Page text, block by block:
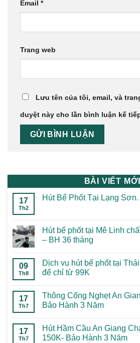
Email *
Trang web
Lưu tên của tôi, email, và
duyệt này cho lần bình luận kế
BÀI VIẾT MỚI
17
Th2
Hút Bể Phốt Tại Lạng Sơn.
Hút bể phốt tại Mê Linh
– BH 36 tháng
09
Th8
Dịch vụ hút bể phốt tại
để chỉ từ 99K
17
Th7
Thông Cống Nghẹt An
Bảo Hành 3 Năm
17
Th7
Hút Hầm Cầu An Giang
150K- Bảo Hành 3 Năm